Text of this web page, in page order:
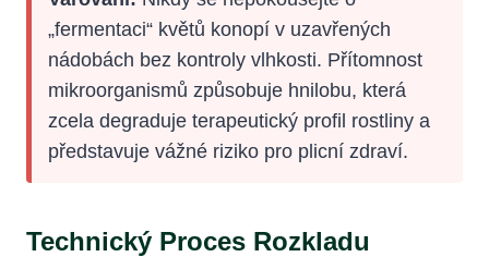
„fermentaci“ květů konopí v uzavřených
nádobách bez kontroly vlhkosti. Přítomnost
mikroorganismů způsobuje hnilobu, která
zcela degraduje terapeutický profil rostliny a
představuje vážné riziko pro plicní zdraví.
Technický Proces Rozkladu